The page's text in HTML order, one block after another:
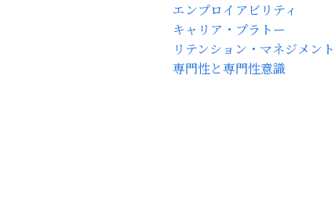
エンプロイアビリティ
キャリア・プラトー
リテンション・マネジメント
専門性と専門性意識